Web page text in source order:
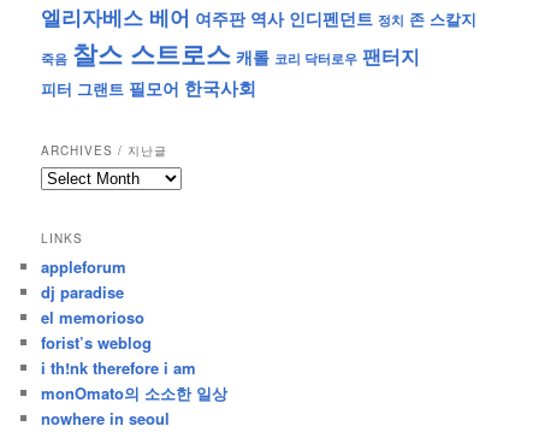
엘리자베스 베어 여주판 역사 인디펜던트 정치 존 스칼지
죽음 찰스 스트로스 캐롤 코리 닥터로우 팬터지
피터 그랜트 필모어 한국사회
ARCHIVES / 지난글
archives
난
글
LINKS
appleforum
dj paradise
el memorioso
forist’s weblog
i th!nk therefore i am
monOmato의 소소한 일상
nowhere in seoul